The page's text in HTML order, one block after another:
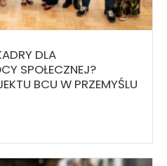
DLA
SPOŁECZNEJ?
BCU W PRZEMYŚLU